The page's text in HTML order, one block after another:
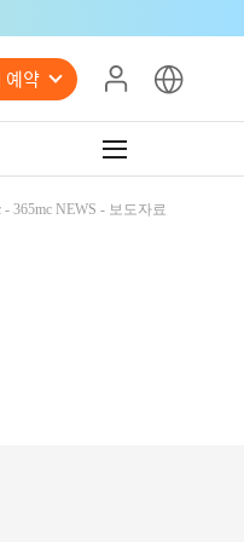
약
365mc NEWS - 보도자료